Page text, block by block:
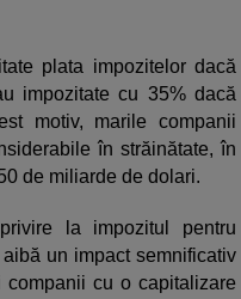
plata impozitelor dacă
impozitate cu 35% dacă
motiv, marile companii
în străinătate, în
de miliarde de dolari.
la impozitul pentru
un impact semnificativ
cu o capitalizare